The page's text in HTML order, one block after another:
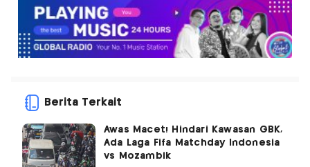
Berita Terkait
Awas Macet! Hindari Kawasan GBK,
Ada Laga Fifa Matchday Indonesia
vs Mozambik